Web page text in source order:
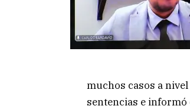
muchos casos a
sentencias e informó